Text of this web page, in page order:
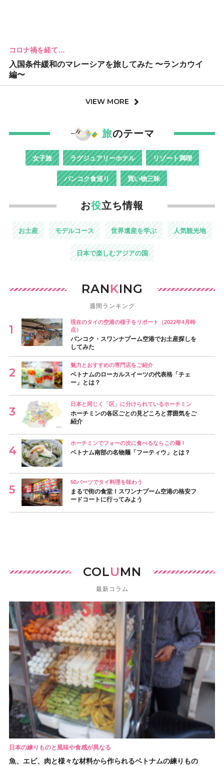
コロナ禍を経て…
入国条件緩和のマレーシアを旅してみた 〜ランカウイ
編〜
VIEW MORE
旅のテーマ
女子旅 ラグジュアリーホテル リゾート満喫
バンコク食巡り 買い物三昧
お役立ち情報
お土産 モデルコース 世界遺産を学ぶ 人気観光地
日本で楽しむアジアの国
RANKING
週間ランキング
現在のタイの空港の様子をリポート（2022年4月時
点）
バンコク・スワンナプーム空港でお土産探しを
してみた
魅力とおすすめの専門店をご紹介
ベトナムのローカルスイーツの代表格「チェ
ー」とは？
日本と同じく「区」に分けられているホーチミン
ホーチミンの各区ごとの見どころと雰囲気をご
紹介
ホーチミンでフォーの次に食べるならこの麺！
ベトナム南部の名物麺「フーティウ」とは？
50バーツでタイ料理を味わう
まるで街の食堂！スワンナプーム空港の格安フ
ードコートに行ってみよう
COLUMN
最新コラム
日本の練りものと風味や食感が異なる
魚、エビ、肉と様々な材料から作られるベトナムの練りもの